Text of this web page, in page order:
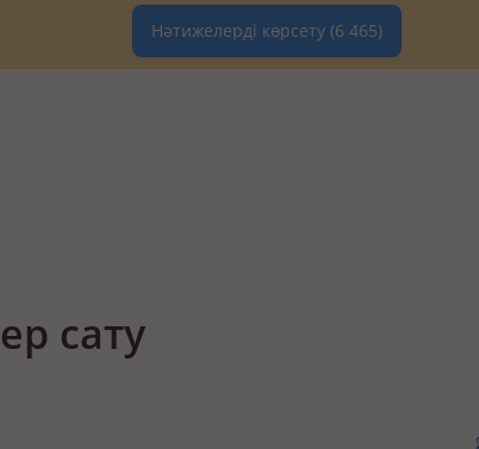
Нәтижелерді көрсету (6 465)
сату